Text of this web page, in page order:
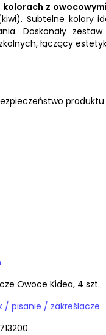
z
Subtelne kolory
Doskonały
łączący
produktu
Owoce Kidea, 4 szt
Papiernik / pisanie / zakreślacze